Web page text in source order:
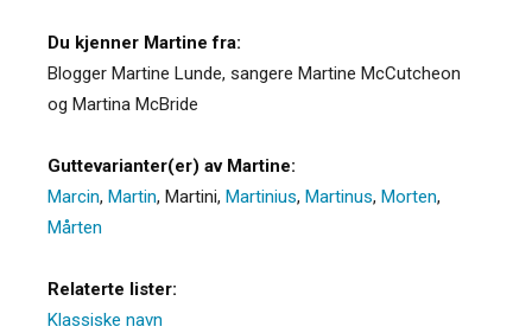
Du kjenner Martine fra:
Blogger Martine Lunde, sangere Martine McCutcheon
og Martina McBride
Guttevarianter(er) av Martine:
Marcin, Martin, Martini, Martinius, Martinus, Morten,
Mårten
Relaterte lister:
Klassiske navn